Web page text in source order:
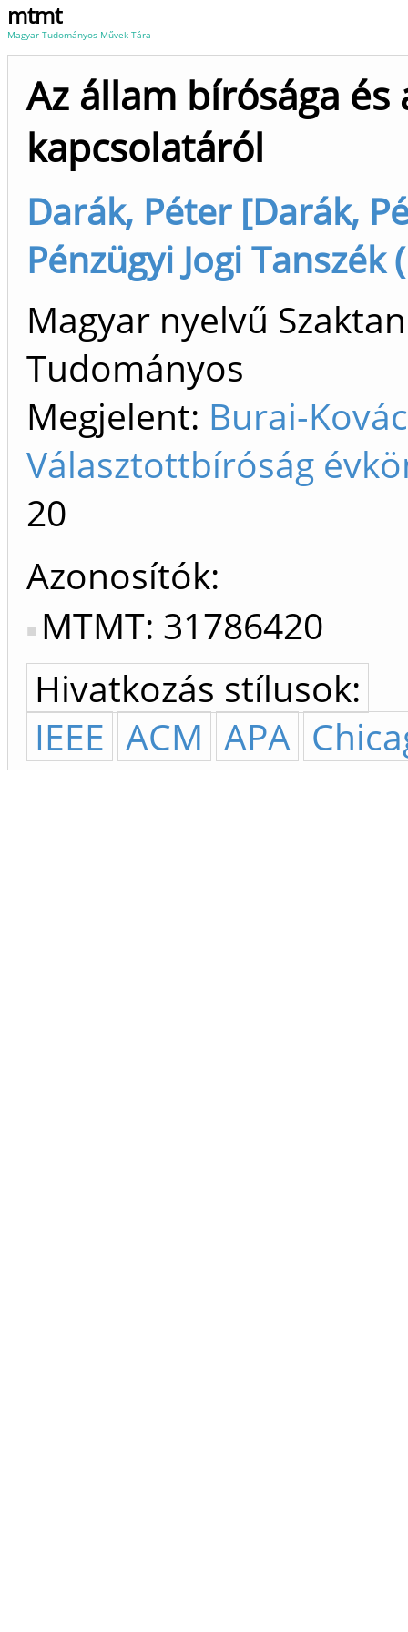
mtmt
Magyar Tudományos Művek Tára
Az állam bírósága
kapcsolatáról
Darák, Péter [Darák,
Pénzügyi Jogi Tanszék
Magyar nyelvű
Tudományos
Megjelent: Burai-
Választottbíróság
20
Azonosítók
MTMT: 31786420
Hivatkozás stílusok:
IEEE ACM APA